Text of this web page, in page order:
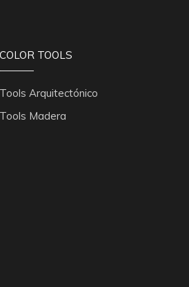
COLOR TOOLS
Tools Arquitectónico
Tools Madera